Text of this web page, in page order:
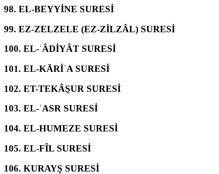
98. EL-BEYYİNE SURESİ
99. EZ-ZELZELE (EZ-ZİLZÂL) SURESİ
100. EL-ʿÂDİYÂT SURESİ
101. EL-KĀRİʿA SURESİ
102. ET-TEKÂS̱UR SURESİ
103. EL-ʿASR SURESİ
104. EL-HUMEZE SURESİ
105. EL-FÎL SURESİ
106. KURAYŞ SURESİ